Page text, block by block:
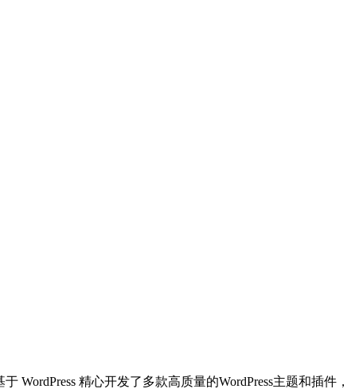
精心开发了多款高质量的WordPress主题和插件，